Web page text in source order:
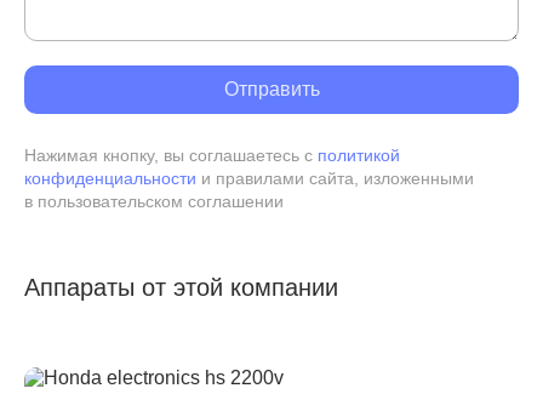
Отправить
Нажимая кнопку, вы соглашаетесь с политикой
конфиденциальности и правилами сайта, изложенными
в пользовательском соглашении
Аппараты от этой компании